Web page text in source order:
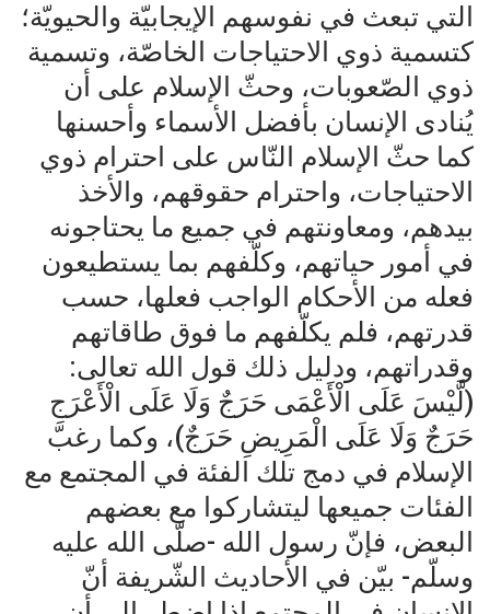
التي تبعث في نفوسهم الإيجابيّة والحيويّة؛
كتسمية ذوي الاحتياجات الخاصّة، وتسمية
ذوي الصّعوبات، وحثّ الإسلام على أن
يُنادى الإنسان بأفضل الأسماء وأحسنها
كما حثّ الإسلام النّاس على احترام ذوي
الاحتياجات، واحترام حقوقهم، والأخذ
بيدهم، ومعاونتهم في جميع ما يحتاجونه
في أمور حياتهم، وكلّفهم بما يستطيعون
فعله من الأحكام الواجب فعلها، حسب
قدرتهم، فلم يكلّفهم ما فوق طاقاتهم
وقدراتهم، ودليل ذلك قول الله تعالى:
(لَّيْسَ عَلَى الْأَعْمَى حَرَجٌ وَلَا عَلَى الْأَعْرَجِ
حَرَجٌ وَلَا عَلَى الْمَرِيضِ حَرَجٌ)، وكما رغبّ
الإسلام في دمج تلك الفئة في المجتمع مع
الفئات جميعها ليتشاركوا مع بعضهم
البعض، فإنّ رسول الله -صلّى الله عليه
وسلّم- بيّن في الأحاديث الشّريفة أنّ